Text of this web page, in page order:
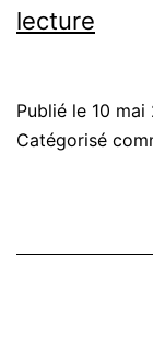
lecture
les
Publié le 10 mai
Catégorisé